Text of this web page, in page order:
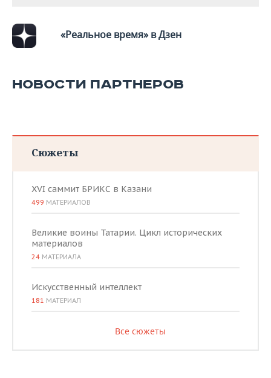
«Реальное время» в Дзен
НОВОСТИ ПАРТНЕРОВ
Сюжеты
XVI саммит БРИКС в Казани
499 МАТЕРИАЛОВ
Великие воины Татарии. Цикл исторических
материалов
24 МАТЕРИАЛА
Искусственный интеллект
181 МАТЕРИАЛ
Все сюжеты